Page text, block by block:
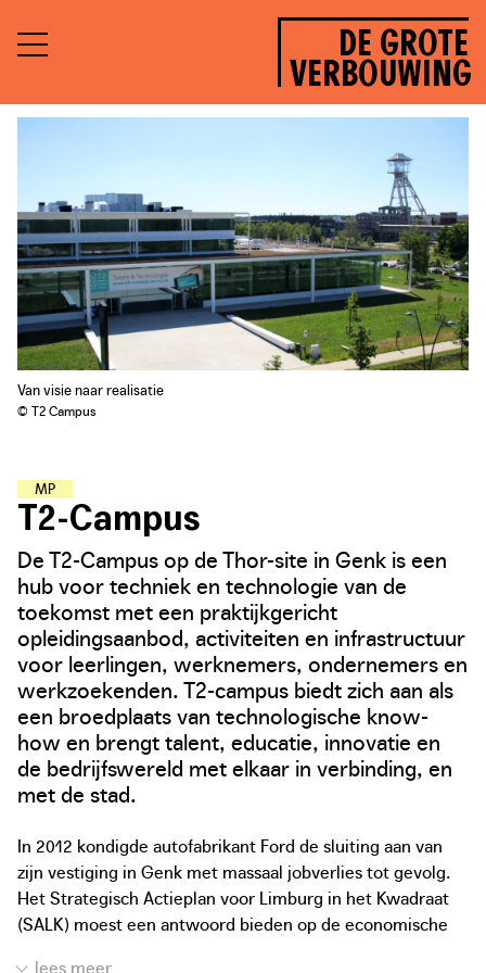
DE GROTE
VERBOUWING
Van visie naar realisatie
© T2 Campus
MA
A
K
L
E
E
R
P
T2-Campus
De T2-Campus op de Thor-site in Genk is een
hub voor techniek en technologie van de
toekomst met een praktijkgericht
opleidingsaanbod, activiteiten en infrastructuur
voor leerlingen, werknemers, ondernemers en
werkzoekenden. T2-campus biedt zich aan als
een broedplaats van technologische know-
how en brengt talent, educatie, innovatie en
de bedrijfswereld met elkaar in verbinding, en
met de stad.
In 2012 kondigde autofabrikant Ford de sluiting aan van
zijn vestiging in Genk met massaal jobverlies tot gevolg.
Het Strategisch Actieplan voor Limburg in het Kwadraat
(SALK) moest een antwoord bieden op de economische